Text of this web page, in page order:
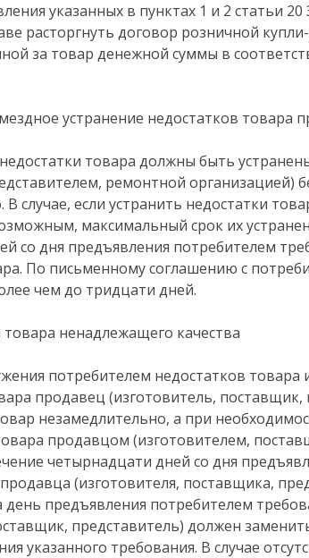
указанных в пунктах 1 и 2 статьи
расторгнуть договор розничной
за товар денежной суммы в
устранение недостатков товара
товара должны быть
ремонтной организацией)
случае, если устранить недостатки
максимальный срок их
со дня предъявления потребителем
По письменному соглашению с
чем до тридцати дней.
товара ненадлежащего качества
потребителем недостатков
продавец (изготовитель, поставщик,
незамедлительно, а при
продавцом (изготовителем,
четырнадцати дней со дня
(изготовителя, поставщика,
предъявления потребителем
представитель) должен
указанного требования. В случае